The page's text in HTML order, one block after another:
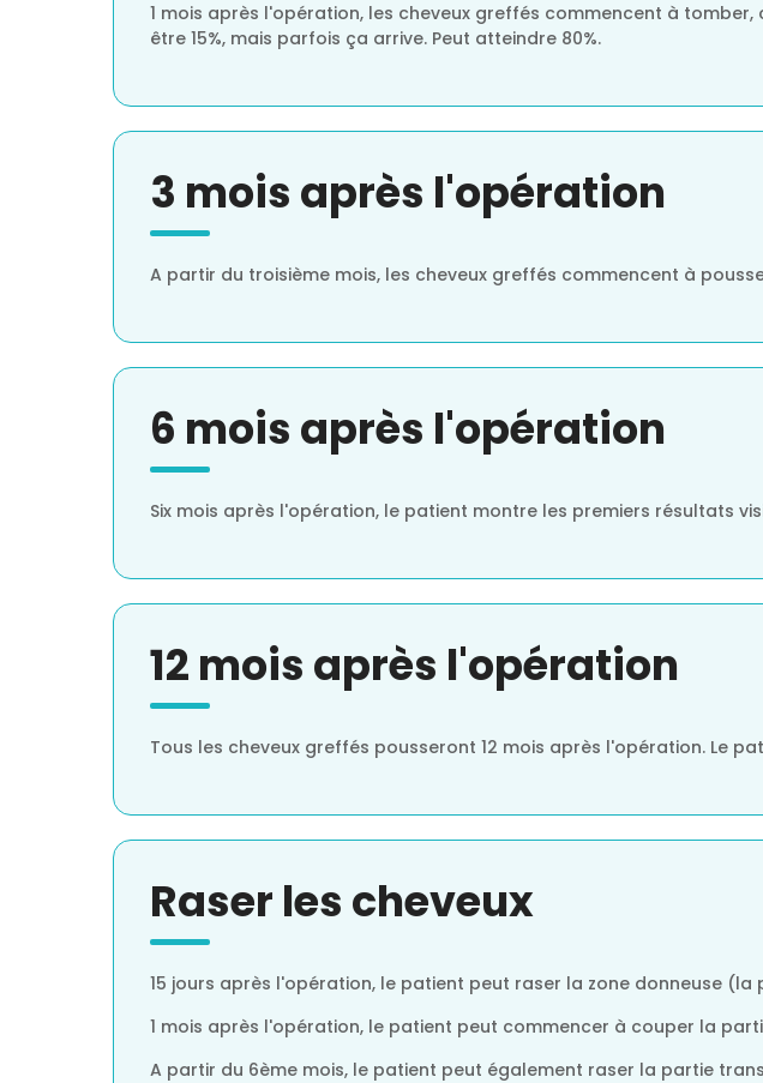
1 mois après l'opération, les cheveux greffés commencent à
être 15%, mais parfois ça arrive. Peut atteindre 80%.
3 mois après l'opération
A partir du troisième mois, les cheveux greffés commencent à
6 mois après l'opération
Six mois après l'opération, le patient montre les premiers résultats
12 mois après l'opération
Tous les cheveux greffés pousseront 12 mois après l'opération. Le
Raser les cheveux
15 jours après l'opération, le patient peut raser la zone donneuse
1 mois après l'opération, le patient peut commencer à couper la
A partir du 6ème mois, le patient peut également raser la partie